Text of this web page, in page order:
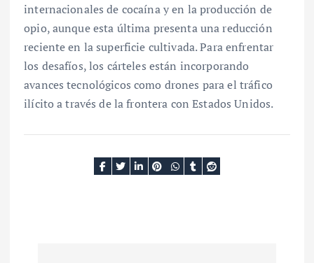
internacionales de cocaína y en la producción de
opio, aunque esta última presenta una reducción
reciente en la superficie cultivada. Para enfrentar
los desafíos, los cárteles están incorporando
avances tecnológicos como drones para el tráfico
ilícito a través de la frontera con Estados Unidos.